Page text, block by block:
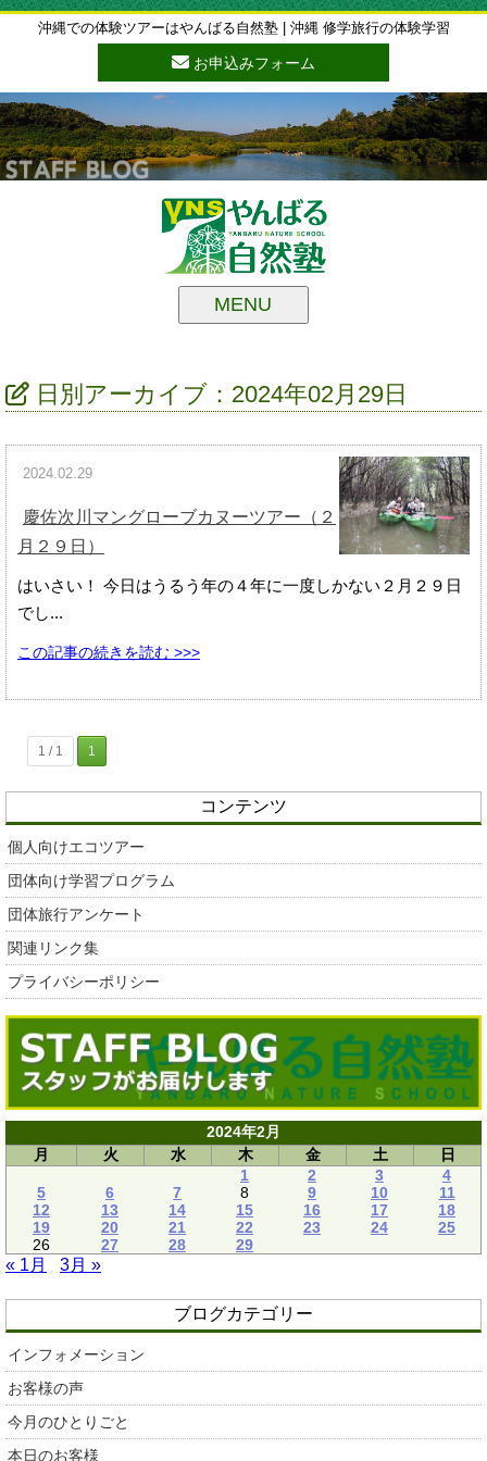
沖縄での体験ツアーはやんばる自然塾 | 沖縄 修学旅行の体験学習
お申込みフォーム
MENU
日別アーカイブ：2024年02月29日
2024.02.29
慶佐次川マングローブカヌーツアー（２
月２９日）
はいさい！ 今日はうるう年の４年に一度しかない２月２９日
でし...
この記事の続きを読む >>>
1 / 1 1
コンテンツ
個人向けエコツアー
団体向け学習プログラム
団体旅行アンケート
関連リンク集
プライバシーポリシー
2024年2月
月
火 水 木 金 土
日
1
2 3
4
5
6 7 8 9 10
11
12
13 14 15 16 17
18
19
20 21 22 23 24
25
26
27 28 29
« 1月 3月 »
ブログカテゴリー
インフォメーション
お客様の声
今月のひとりごと
本日のお客様